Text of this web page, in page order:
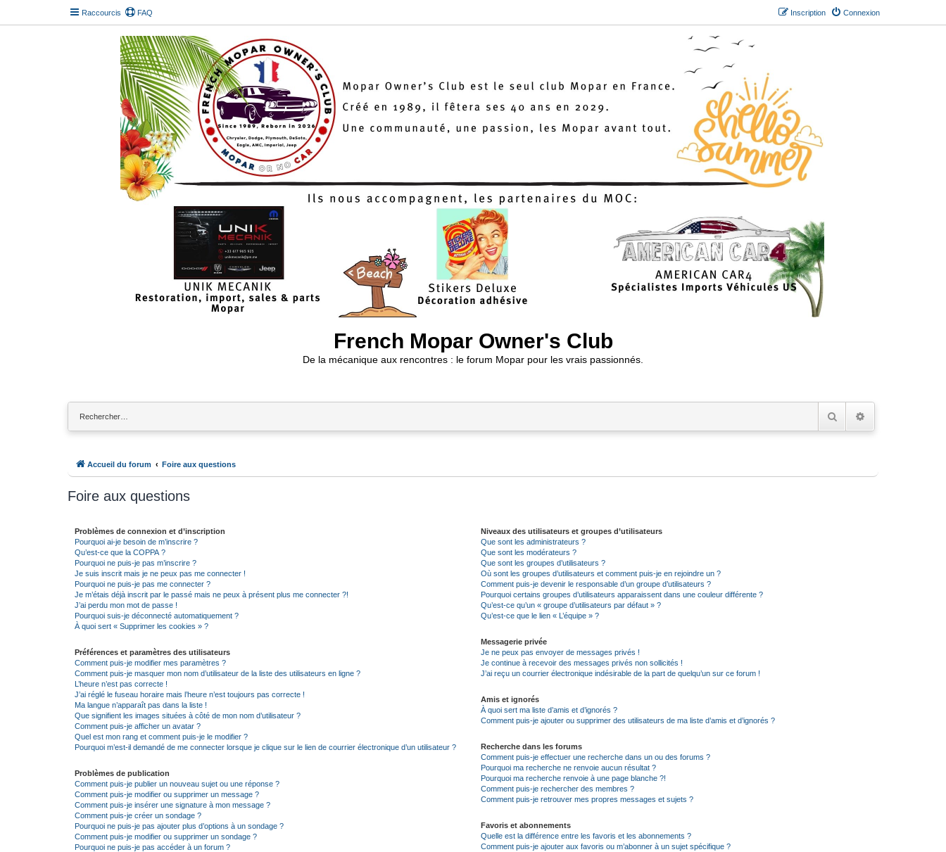
Raccourcis FAQ Connexion
Inscription
French Mopar Owner's Club
De la mécanique aux rencontres : le forum Mopar pour les vrais passionnés.
RechercherRecherche avancée
Accueil du forum Foire aux questions
Foire aux questions
Problèmes de connexion et d’inscription
Pourquoi ai-je besoin de m’inscrire ?
Qu’est-ce que la COPPA ?
Pourquoi ne puis-je pas m’inscrire ?
Je suis inscrit mais je ne peux pas me connecter !
Pourquoi ne puis-je pas me connecter ?
Je m’étais déjà inscrit par le passé mais ne peux à présent plus me connecter ?!
J’ai perdu mon mot de passe !
Pourquoi suis-je déconnecté automatiquement ?
À quoi sert « Supprimer les cookies » ?
Préférences et paramètres des utilisateurs
Comment puis-je modifier mes paramètres ?
Comment puis-je masquer mon nom d’utilisateur de la liste des utilisateurs en ligne ?
L’heure n’est pas correcte !
J’ai réglé le fuseau horaire mais l’heure n’est toujours pas correcte !
Ma langue n’apparaît pas dans la liste !
Que signifient les images situées à côté de mon nom d’utilisateur ?
Comment puis-je afficher un avatar ?
Quel est mon rang et comment puis-je le modifier ?
Pourquoi m’est-il demandé de me connecter lorsque je clique sur le lien de courrier électronique d’un utilisateur ?
Problèmes de publication
Comment puis-je publier un nouveau sujet ou une réponse ?
Comment puis-je modifier ou supprimer un message ?
Comment puis-je insérer une signature à mon message ?
Comment puis-je créer un sondage ?
Pourquoi ne puis-je pas ajouter plus d’options à un sondage ?
Comment puis-je modifier ou supprimer un sondage ?
Pourquoi ne puis-je pas accéder à un forum ?
Niveaux des utilisateurs et groupes d’utilisateurs
Que sont les administrateurs ?
Que sont les modérateurs ?
Que sont les groupes d’utilisateurs ?
Où sont les groupes d’utilisateurs et comment puis-je en rejoindre un ?
Comment puis-je devenir le responsable d’un groupe d’utilisateurs ?
Pourquoi certains groupes d’utilisateurs apparaissent dans une couleur différente ?
Qu’est-ce qu’un « groupe d’utilisateurs par défaut » ?
Qu’est-ce que le lien « L’équipe » ?
Messagerie privée
Je ne peux pas envoyer de messages privés !
Je continue à recevoir des messages privés non sollicités !
J’ai reçu un courrier électronique indésirable de la part de quelqu’un sur ce forum !
Amis et ignorés
À quoi sert ma liste d’amis et d’ignorés ?
Comment puis-je ajouter ou supprimer des utilisateurs de ma liste d’amis et d’ignorés ?
Recherche dans les forums
Comment puis-je effectuer une recherche dans un ou des forums ?
Pourquoi ma recherche ne renvoie aucun résultat ?
Pourquoi ma recherche renvoie à une page blanche ?!
Comment puis-je rechercher des membres ?
Comment puis-je retrouver mes propres messages et sujets ?
Favoris et abonnements
Quelle est la différence entre les favoris et les abonnements ?
Comment puis-je ajouter aux favoris ou m’abonner à un sujet spécifique ?